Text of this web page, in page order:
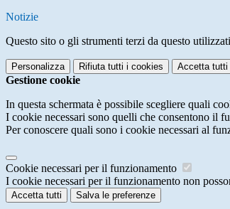
Notizie
Questo sito o gli strumenti terzi da questo
Personalizza Rifiuta tutti i cookies Accetta tutti
Gestione cookie
In questa schermata è possibile scegliere quali
I cookie necessari sono quelli che consentono il
Per conoscere quali sono i cookie necessari al
Cookie necessari per il funzionamento
I cookie necessari per il funzionamento non
Accetta tutti Salva le preferenze